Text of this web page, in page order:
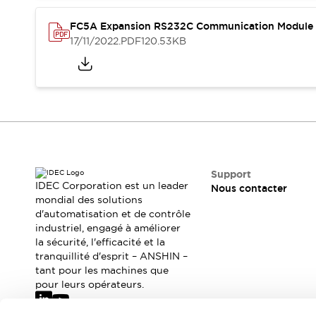
Où acheter
Distributeurs en ligneFC5A Expansion RS232C Communication
17/11/2022.PDF120.53KB
IDEC Corporation est un leader
mondial des solutions
d'automatisation et de contrôle
industriel, engagé à améliorer
la sécurité, l'efficacité et la
tranquillité d'esprit – ANSHIN –
tant pour les machines que
pour leurs opérateurs.
Support
Nous contacter